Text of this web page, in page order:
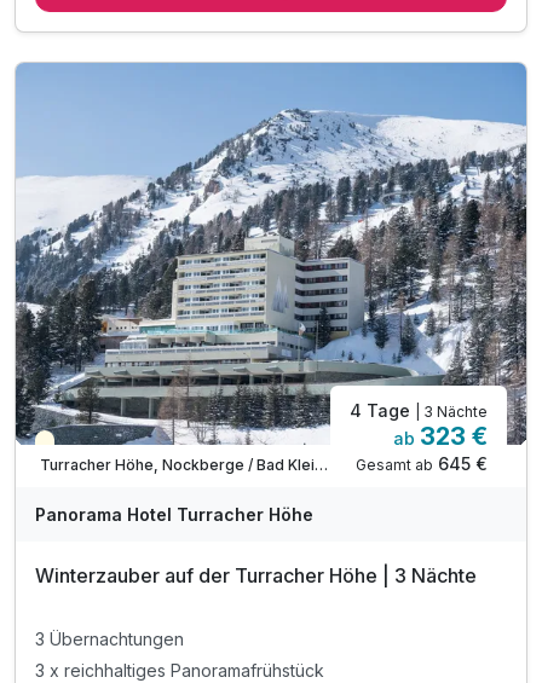
inkl. Wellnesstasche auf dem Zimmer
inkl. Nutzung des Fitnessraumes
inkl. 15 % Massagegutschein
inkl. Butlercard
Saisonal verfügbar
Turracher Höhe, Nockberge / Bad Kleinkirchheim
4 Tage | 3 Nächte
ab 323 €
Gesamt ab 645 €
Panorama Hotel Turracher Höhe
Winterzauber auf der Turracher Höhe | 3 Nächte
3 Übernachtungen
3 x reichhaltiges Panoramafrühstück